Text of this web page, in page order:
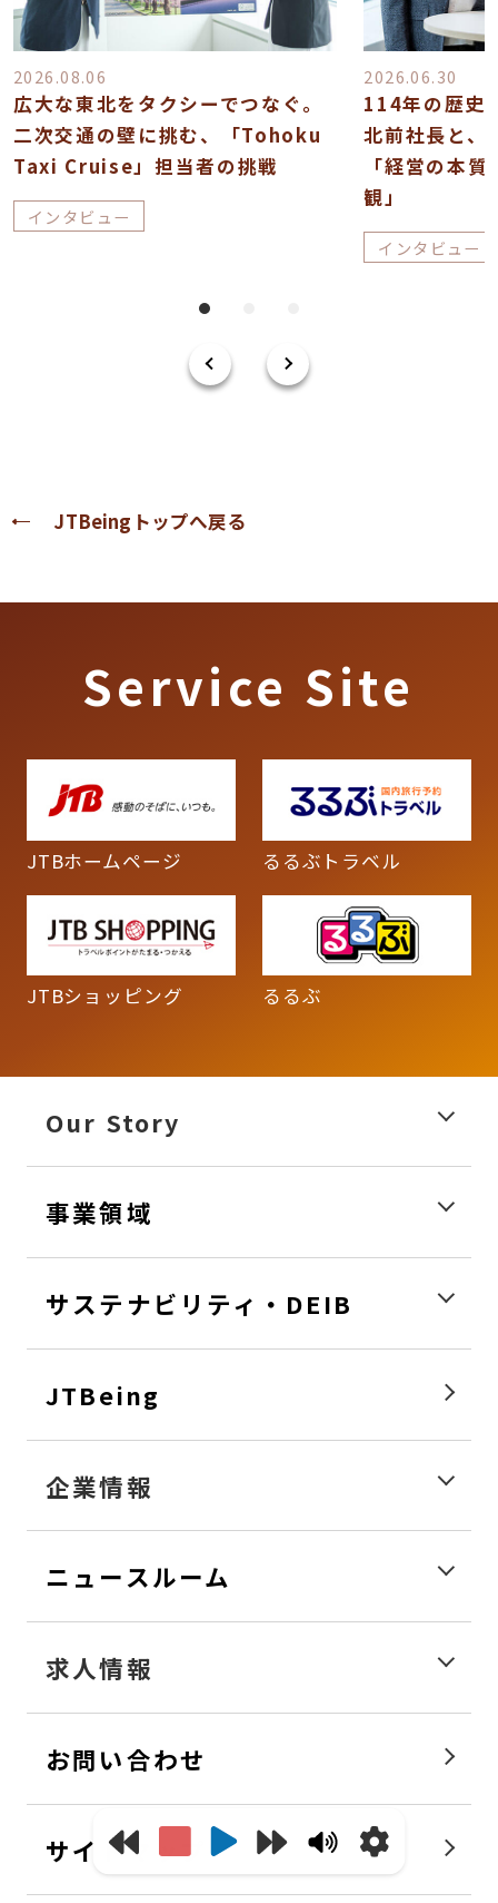
2026.08.06
広大な東北をタクシーでつなぐ。
二次交通の壁に挑む、「Tohoku
Taxi Cruise」担当者の挑戦
インタビュー
2026.06.30
114年の歴史
北前社長と、
「経営の本
観」
インタビュー
JTBeingトップへ戻る
Service Site
JTBホームページ るるぶトラベル
JTBショッピング るるぶ
Our Story
事業領域
サステナビリティ・DEIB
JTBeing
企業情報
ニュースルーム
求人情報
お問い合わせ
サイトマップ